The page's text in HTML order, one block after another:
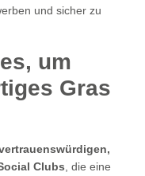
und sicher zu
um
Gras
Clubs , die eine